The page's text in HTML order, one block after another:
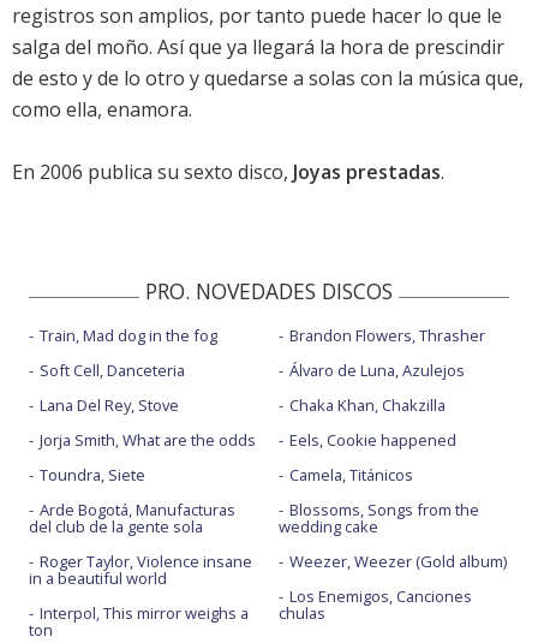
registros son amplios, por tanto puede hacer lo que le
salga del moño. Así que ya llegará la hora de prescindir
de esto y de lo otro y quedarse a solas con la música que,
como ella, enamora.
En 2006 publica su sexto disco, Joyas prestadas.
PRO. NOVEDADES DISCOS
Train, Mad dog in the fog
Soft Cell, Danceteria
Lana Del Rey, Stove
Jorja Smith, What are the odds
Toundra, Siete
Arde Bogotá, Manufacturas
del club de la gente sola
Roger Taylor, Violence insane
in a beautiful world
Interpol, This mirror weighs a
ton
Brandon Flowers, Thrasher
Álvaro de Luna, Azulejos
Chaka Khan, Chakzilla
Eels, Cookie happened
Camela, Titánicos
Blossoms, Songs from the
wedding cake
Weezer, Weezer (Gold album)
Los Enemigos, Canciones
chulas